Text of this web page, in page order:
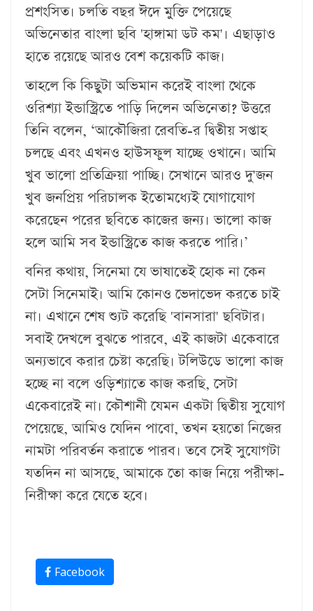
প্রশংসিত। চলতি বছর ঈদে মুক্তি পেয়েছে
অভিনেতার বাংলা ছবি 'হাঙ্গামা ডট কম'। এছাড়াও
হাতে রয়েছে আরও বেশ কয়েকটি কাজ।
তাহলে কি কিছুটা অভিমান করেই বাংলা থেকে
ওরিশ্যা ইন্ডাস্ট্রিতে পাড়ি দিলেন অভিনেতা? উত্তরে
তিনি বলেন, ‘আকৌজিরা রেবতি-র দ্বিতীয় সপ্তাহ
চলছে এবং এখনও হাউসফুল যাচ্ছে ওখানে। আমি
খুব ভালো প্রতিক্রিয়া পাচ্ছি। সেখানে আরও দু'জন
খুব জনপ্রিয় পরিচালক ইতোমধ্যেই যোগাযোগ
করেছেন পরের ছবিতে কাজের জন্য। ভালো কাজ
হলে আমি সব ইন্ডাস্ট্রিতে কাজ করতে পারি।’
বনির কথায়, সিনেমা যে ভাষাতেই হোক না কেন
সেটা সিনেমাই। আমি কোনও ভেদাভেদ করতে চাই
না। এখানে শেষ শ্যুট করেছি 'বানসারা' ছবিটার।
সবাই দেখলে বুঝতে পারবে, এই কাজটা একেবারে
অন্যভাবে করার চেষ্টা করেছি। টলিউডে ভালো কাজ
হচ্ছে না বলে ওড়িশ্যাতে কাজ করছি, সেটা
একেবারেই না। কৌশানী যেমন একটা দ্বিতীয় সুযোগ
পেয়েছে, আমিও যেদিন পাবো, তখন হয়তো নিজের
নামটা পরিবর্তন করাতে পারব। তবে সেই সুযোগটা
যতদিন না আসছে, আমাকে তো কাজ নিয়ে পরীক্ষা-
নিরীক্ষা করে যেতে হবে।
Facebook